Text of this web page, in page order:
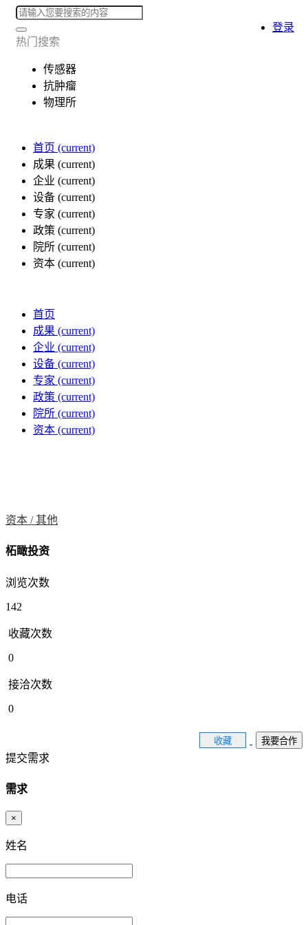
热门搜索
传感器
抗肿瘤
物理所
首页 (current)
成果 (current)
企业 (current)
设备 (current)
专家 (current)
政策 (current)
院所 (current)
资本 (current)
登录
首页
成果 (current)
企业 (current)
设备 (current)
专家 (current)
政策 (current)
院所 (current)
资本 (current)
资本 /其他
柘瞰投资
浏览次数
142
收藏次数
0
接洽次数
0
收藏 我要合作
提交需求
需求
×
姓名
电话